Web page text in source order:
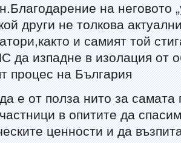
на неговото
други не толкова
и самият той
да изпадне в изолация от
процес на България
е от полза нито за самата
в опитите да спасим
ценности и да